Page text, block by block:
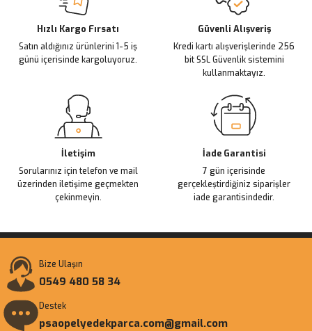
Hızlı Kargo Fırsatı
Satın aldığınız ürünlerini 1-5 iş
günü içerisinde kargoluyoruz.
Güvenli Alışveriş
Kredi kartı alışverişlerinde 256
bit SSL Güvenlik sistemini
kullanmaktayız.
İletişim
Sorularınız için telefon ve mail
üzerinden iletişime geçmekten
çekinmeyin.
İade Garantisi
7 gün içerisinde
gerçekleştirdiğiniz siparişler
iade garantisindedir.
Bize Ulaşın
0549 480 58 34
Destek
psaopelyedekparca.com@gmail.com